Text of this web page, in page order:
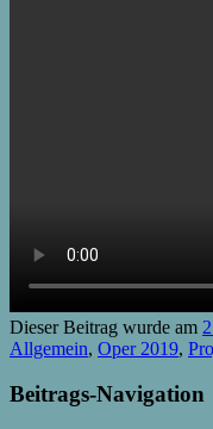
Dieser Beitrag wurde am
Allgemein, Oper 2019,
Beitrags-Navigation